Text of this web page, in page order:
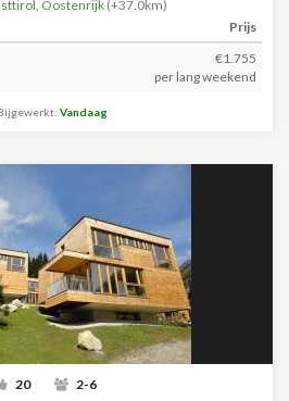
, Oostenrijk (+37.0km)
Prijs
€1.755
per lang weekend
Vandaag
20 2-6